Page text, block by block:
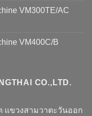
VM300TE/AC
VM400C/B
CO.,LTD.
แขวงสามวาตะวันออก